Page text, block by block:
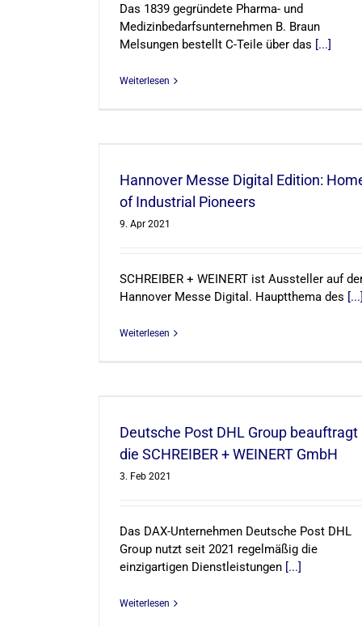
Das 1839 gegründete Pharma- und
Medizinbedarfsunternehmen B. Braun
Melsungen bestellt C-Teile über das [...]
Weiterlesen
Hannover Messe Digital Edition:
of Industrial Pioneers
9. Apr 2021
SCHREIBER + WEINERT ist Aussteller auf
Hannover Messe Digital. Hauptthema des
Weiterlesen
Deutsche Post DHL Group beauftragt
die SCHREIBER + WEINERT GmbH
3. Feb 2021
Das DAX-Unternehmen Deutsche Post DHL
Group nutzt seit 2021 regelmäßig die
einzigartigen Dienstleistungen [...]
Weiterlesen